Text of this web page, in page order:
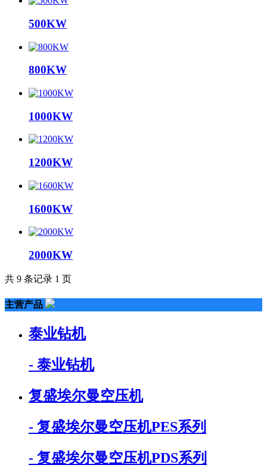
500KW
800KW
1000KW
1200KW
1600KW
2000KW
共 9 条记录 1 页
主营产品
泰业钻机
- 泰业钻机
复盛埃尔曼空压机
- 复盛埃尔曼空压机PES系列
- 复盛埃尔曼空压机PDS系列